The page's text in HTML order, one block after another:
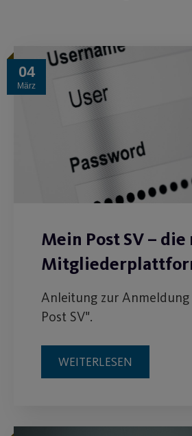
04
März
Mein Post SV – die
Anleitung zur
Post SV".
WEITERLESEN